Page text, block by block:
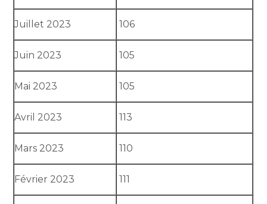
Juillet 2023 106
Juin 2023 105
Mai 2023 105
Avril 2023 113
Mars 2023 110
Février 2023 111